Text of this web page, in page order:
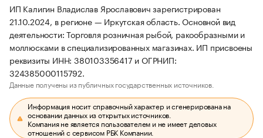
ИП Калигин Владислав Ярославович зарегистрирован
21.10.2024, в регионе — Иркутская область. Основной вид
деятельности: Торговля розничная рыбой, ракообразными и
моллюсками в специализированных магазинах. ИП присвоены
реквизиты ИНН: 380103356417 и ОГРНИП:
324385000115792.
Данные получены из публичных государственных источников.
Информация носит справочный характер и сгенерирована на
основании данных из открытых источников.
Компания не является пользователем и не имеет деловых
отношений с сервисом РБК Компании.